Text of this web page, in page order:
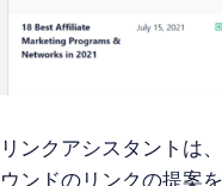
リンクアシスタントは